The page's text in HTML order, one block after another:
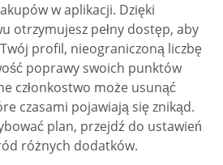
w aplikacji. Dzięki
otrzymujesz pełny dostęp, aby
profil, nieograniczoną liczbę
poprawy swoich punktów
członkostwo może usunąć
czasami pojawiają się znikąd.
plan, przejdź do ustawień
różnych dodatków.